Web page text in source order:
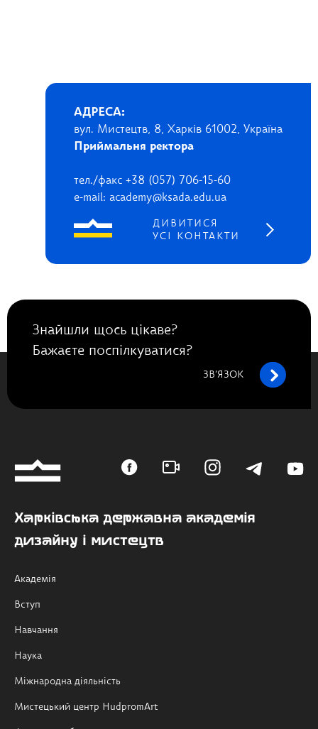
АДРЕСА:
вул. Мистецтв, 8, Харків 61002, Україна
Приймальня ректора
тел./факс +38 (057) 706-15-60
e-mail: academy@ksada.edu.ua
ДИВИТИСЯ
УСІ КОНТАКТИ
Знайшли щось цікаве?
Бажаєте поспілкуватися?
ЗВ’ЯЗОК
Харківська державна академія
дизайну і мистецтв
Академія
Вступ
Навчання
Наука
Міжнародна діяльність
Мистецький центр HudpromArt